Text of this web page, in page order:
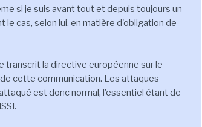
si je suis avant tout et depuis toujours un
le cas, selon lui, en matière d'obligation de
transcrit la directive européenne sur le
cette communication. Les attaques
est donc normal, l'essentiel étant de